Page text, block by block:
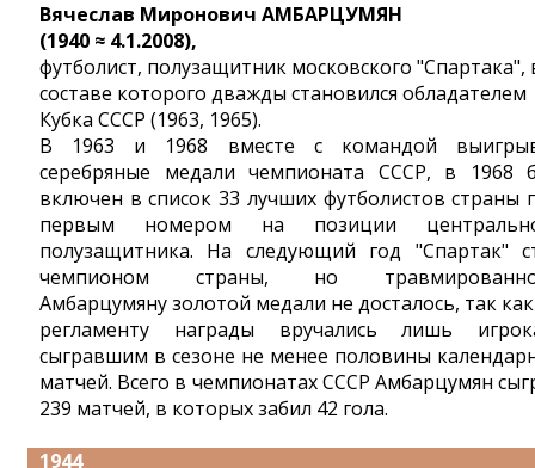
Вячеслав Миронович АМБАРЦУМЯН
(1940 ≈ 4.1.2008),
футболист, полузащитник московского "Спартака",
составе которого дважды становился обладателем
Кубка СССР (1963, 1965).
В 1963 и 1968 вместе с командой
серебряные медали чемпионата СССР, в 1968
включен в список 33 лучших футболистов страны
первым номером на позиции
полузащитника. На следующий год "Спартак"
чемпионом страны, но
Амбарцумяну золотой медали не досталось, так
регламенту награды вручались лишь
сыгравшим в сезоне не менее половины
матчей. Всего в чемпионатах СССР Амбарцумян
239 матчей, в которых забил 42 гола.
1944